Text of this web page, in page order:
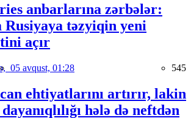
anbarlarına zərbələr:
Rusiyaya təzyiqin yeni
açır
05 avqust, 01:28 545
ehtiyatlarını artırır, lakin
hələ də neftdən